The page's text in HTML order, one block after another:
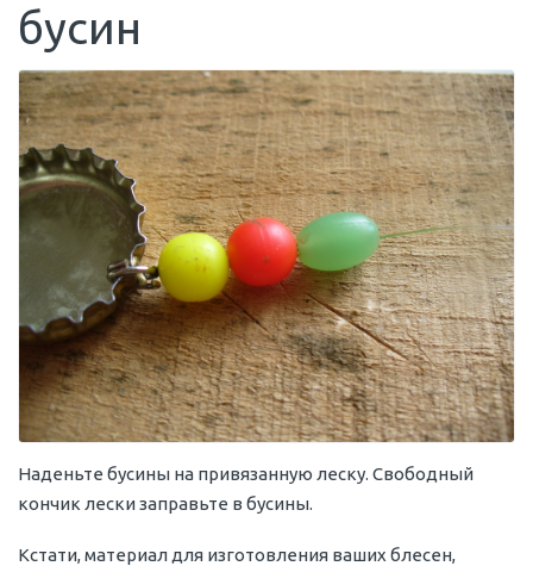
бусин
Наденьте бусины на привязанную леску. Свободный
кончик лески заправьте в бусины.
Кстати, материал для изготовления ваших блесен,